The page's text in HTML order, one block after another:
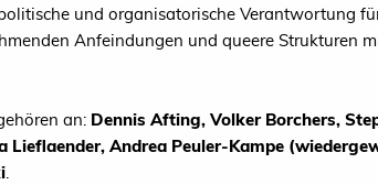
und organisatorische Verantwortung
Anfeindungen und queere Strukturen
an: Dennis Afting, Volker Borchers,
Lieflaender, Andrea Peuler-Kampe
.